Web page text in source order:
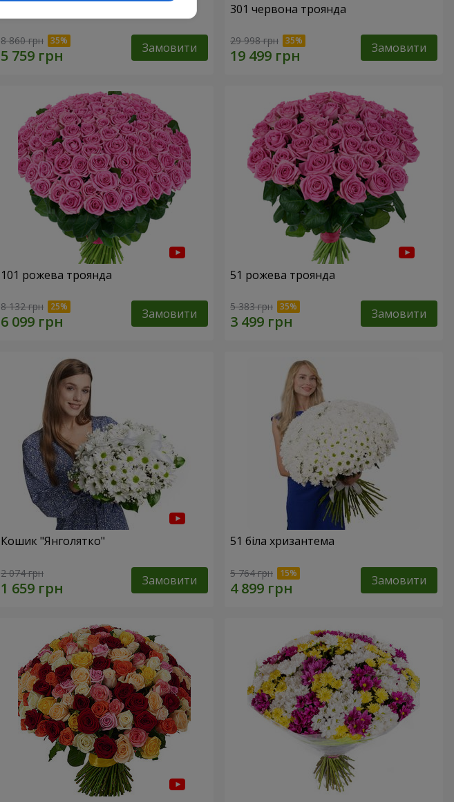
8 860 грн Замовити
301 червона троянда
29 998 грн Замовити
101 рожева троянда
8 132 грн Замовити
51 рожева троянда
5 383 грн Замовити
Кошик "Янголятко"
2 074 грн Замовити
51 біла хризантема
5 764 грн Замовити